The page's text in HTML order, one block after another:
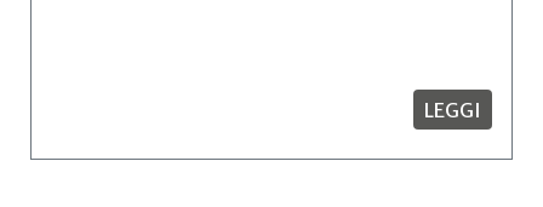
LEGGI